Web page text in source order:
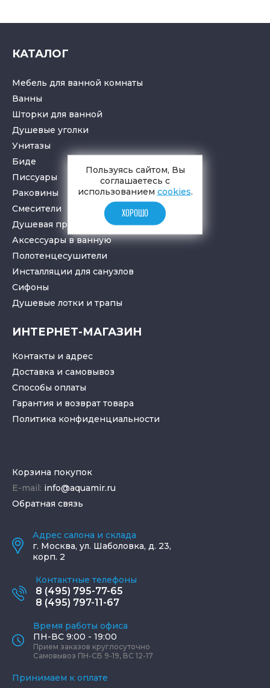
КАТАЛОГ
Мебель для ванной комнаты
Ванны
Шторки для ванной
Душевые уголки
Унитазы
Биде
Писсуары
Раковины
Смесители
Душевая программа
Аксессуары в ванную
Полотенцесушители
Инсталляции для санузлов
Cифоны
Душевые лотки и трапы
ИНТЕРНЕТ-МАГАЗИН
Контакты и адрес
Доставка и самовывоз
Способы оплаты
Гарантия и возврат товара
Политика конфиденциальности
Корзина покупок
E-mail: info@aquamir.ru
Обратная связь
Адрес салона и склада
г. Москва, ул. Шаболовка, д. 23,
корп. 2
Контактные телефоны
8 (495) 795-77-65
8 (495) 797-11-67
Время работы офиса
ПН-ВС 9:00 - 19:00
Прием заказов круглосуточно
Самовывоз ПН-СБ 9-19, ВС 12-17
Принимаем к оплате
Пользуясь сайтом, Вы
соглашаетесь с
использованием cookies.
ХОРОШО